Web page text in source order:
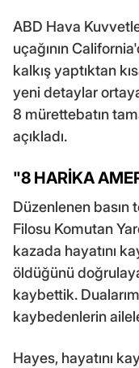
ABD Hava
uçağının
kalkış yaptıktan
yeni detaylar
8 mürettebatın
açıkladı.
"8 HARİKA
Düzenlenen basın
Filosu Komutan
kazada hayatını
öldüğünü
kaybettik.
kaybedenlerin
Hayes, hayatını